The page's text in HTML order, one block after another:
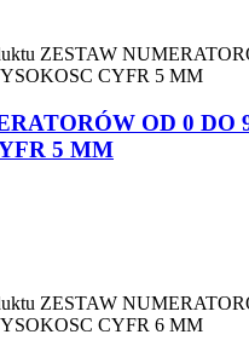
OD 0 DO
5 MM